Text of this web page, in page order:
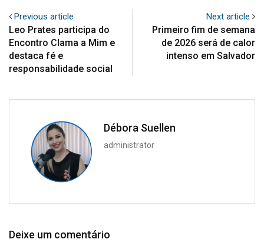
Previous article
Leo Prates participa do
Encontro Clama a Mim e
destaca fé e
responsabilidade social
Next article
Primeiro fim de semana
de 2026 será de calor
intenso em Salvador
Débora Suellen
administrator
Deixe um comentário